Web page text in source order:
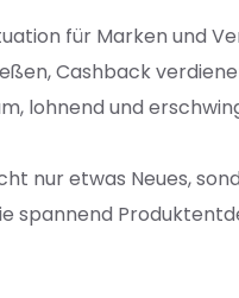
für Marken und
Cashback
lohnend und
nur etwas Neues,
spannend